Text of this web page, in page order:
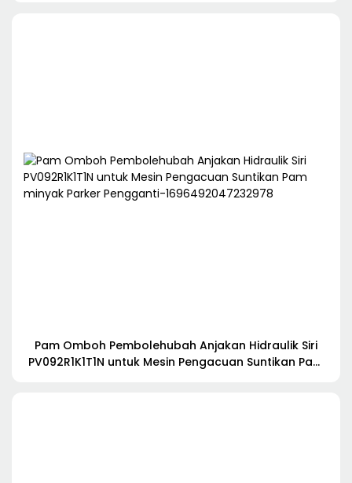
Pam Omboh Pembolehubah Anjakan Hidraulik Siri
PV092R1K1T1N untuk Mesin Pengacuan Suntikan Pam